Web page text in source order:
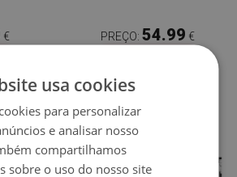
€ PREÇO: 54.99 €
usa cookies
para personalizar
e analisar nosso
compartilhamos
sobre o uso do nosso site